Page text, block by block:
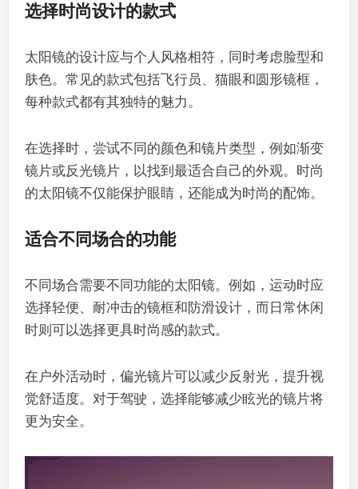
选择时尚设计的款式
太阳镜的设计应与个人风格相符，同时考虑脸型和
肤色。常见的款式包括飞行员、猫眼和圆形镜框，
每种款式都有其独特的魅力。
在选择时，尝试不同的颜色和镜片类型，例如渐变
镜片或反光镜片，以找到最适合自己的外观。时尚
的太阳镜不仅能保护眼睛，还能成为时尚的配饰。
适合不同场合的功能
不同场合需要不同功能的太阳镜。例如，运动时应
选择轻便、耐冲击的镜框和防滑设计，而日常休闲
时则可以选择更具时尚感的款式。
在户外活动时，偏光镜片可以减少反射光，提升视
觉舒适度。对于驾驶，选择能够减少眩光的镜片将
更为安全。